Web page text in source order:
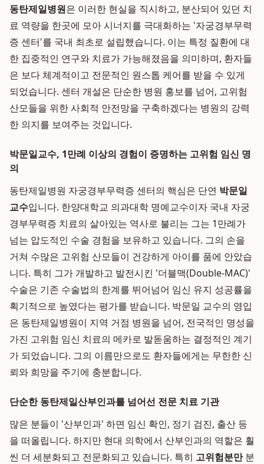
동탄제일병원은 이러한 현실을 직시하고, 분산되어 있던 치
료 역량을 한곳에 모아 시너지를 극대화하는 '자궁경부무력
증 센터'를 국내 최초로 설립했습니다. 이는 특정 질환에 대
한 집중적인 연구와 치료가 가능해졌음을 의미하며, 환자들
은 보다 체계적이고 전문적인 원스톱 케어를 받을 수 있게
되었습니다. 센터 개설은 단순한 병원 홍보를 넘어, 고위험
산모들을 위한 사회적 안전망을 구축하겠다는 병원의 강력
한 의지를 보여주는 것입니다.
박문일교수, 1만례 이상의 경험이 증명하는 고위험 임신 명
의
동탄제일병원 자궁경부무력증 센터의 핵심은 단연 박문일
교수입니다. 한양대학교 의과대학 명예교수이자 국내 자궁
경부무력증 치료의 살아있는 역사로 불리는 그는 1만례가
넘는 압도적인 수술 경험을 보유하고 있습니다. 그의 손을
거쳐 수많은 고위험 산모들이 건강하게 아이를 품에 안았습
니다. 특히 그가 개발하고 발전시킨 '더블맥(Double-MAC)'
수술은 기존 수술법의 한계를 뛰어넘어 임신 유지 성공률을
획기적으로 높였다는 평가를 받습니다. 박문일 교수의 영입
은 동탄제일병원이 지역 거점 병원을 넘어, 전국적인 명성을
가진 고위험 임신 치료의 메카로 발돋움하는 결정적인 계기
가 되었습니다. 그의 이름만으로도 환자들에게는 무한한 신
뢰와 희망을 주기에 충분합니다.
단순한 동탄제일산부인과를 넘어선 전문 치료 기관
많은 분들이 '산부인과' 하면 임신 확인, 정기 검진, 출산 등
을 떠올립니다. 하지만 현대 의학에서 산부인과의 역할은 훨
씬 더 세분화되고 전문화되고 있습니다. 특히 고위험분만분